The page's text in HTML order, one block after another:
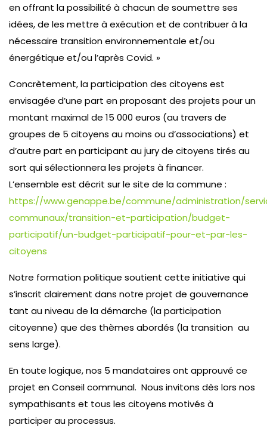
en offrant la possibilité à chacun de soumettre ses
idées, de les mettre à exécution et de contribuer à la
nécessaire transition environnementale et/ou
énergétique et/ou l’après Covid. »
Concrètement, la participation des citoyens est
envisagée d’une part en proposant des projets pour un
montant maximal de 15 000 euros (au travers de
groupes de 5 citoyens au moins ou d’associations) et
d’autre part en participant au jury de citoyens tirés au
sort qui sélectionnera les projets à financer.
L’ensemble est décrit sur le site de la commune :
https://www.genappe.be/commune/administration/
communaux/transition-et-participation/budget-
participatif/un-budget-participatif-pour-et-par-les-
citoyens
Notre formation politique soutient cette initiative qui
s’inscrit clairement dans notre projet de gouvernance
tant au niveau de la démarche (la participation
citoyenne) que des thèmes abordés (la transition au
sens large).
En toute logique, nos 5 mandataires ont approuvé ce
projet en Conseil communal. Nous invitons dès lors nos
sympathisants et tous les citoyens motivés à
participer au processus.